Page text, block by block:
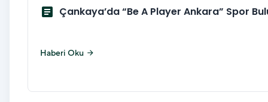
article Çankaya’da “Be A Player Ankara” Spor
Haberi Oku arrow_forward